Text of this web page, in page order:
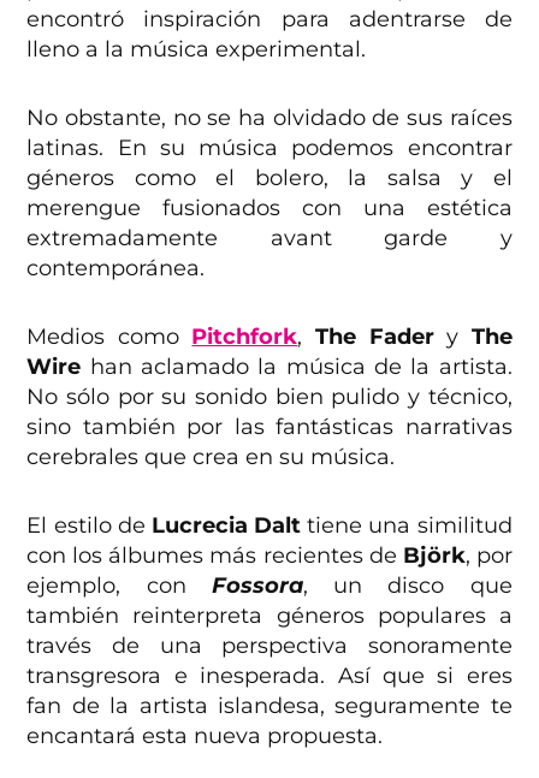
encontró inspiración para adentrarse de
lleno a la música experimental.
No obstante, no se ha olvidado de sus raíces
latinas. En su música podemos encontrar
géneros como el bolero, la salsa y el
merengue fusionados con una estética
extremadamente avant garde y
contemporánea.
Medios como Pitchfork, The Fadery The
Wire han aclamado la música de la artista.
No sólo por su sonido bien pulido y técnico,
sino también por las fantásticas narrativas
cerebrales que crea en su música.
El estilo de Lucrecia Dalt tiene una similitud
con los álbumes más recientes de Björk, por
ejemplo, con Fossora, un disco que
también reinterpreta géneros populares a
través de una perspectiva sonoramente
transgresora e inesperada. Así que si eres
fan de la artista islandesa, seguramente te
encantará esta nueva propuesta.